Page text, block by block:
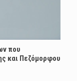
που
και Πεζόμορφου